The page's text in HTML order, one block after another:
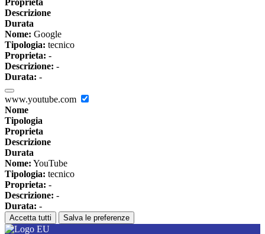
Proprieta
Descrizione
Durata
Nome: Google
Tipologia: tecnico
Proprieta: -
Descrizione: -
Durata: -
www.youtube.com
Nome
Tipologia
Proprieta
Descrizione
Durata
Nome: YouTube
Tipologia: tecnico
Proprieta: -
Descrizione: -
Durata: -
Accetta tutti Salva le preferenze